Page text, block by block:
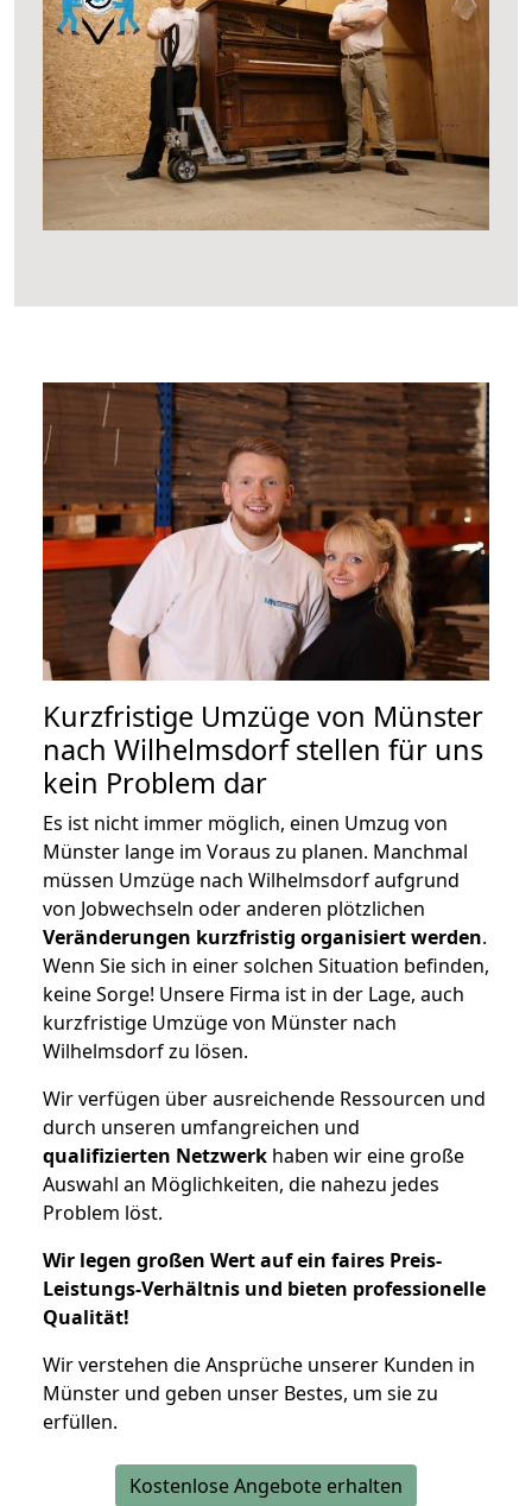
Kurzfristige Umzüge von Münster
nach Wilhelmsdorf stellen für uns
kein Problem dar
Es ist nicht immer möglich, einen Umzug von
Münster lange im Voraus zu planen. Manchmal
müssen Umzüge nach Wilhelmsdorf aufgrund
von Jobwechseln oder anderen plötzlichen
Veränderungen kurzfristig organisiert werden.
Wenn Sie sich in einer solchen Situation befinden,
keine Sorge! Unsere Firma ist in der Lage, auch
kurzfristige Umzüge von Münster nach
Wilhelmsdorf zu lösen.
Wir verfügen über ausreichende Ressourcen und
durch unseren umfangreichen und
qualifizierten Netzwerk haben wir eine große
Auswahl an Möglichkeiten, die nahezu jedes
Problem löst.
Wir legen großen Wert auf ein faires Preis-
Leistungs-Verhältnis und bieten professionelle
Qualität!
Wir verstehen die Ansprüche unserer Kunden in
Münster und geben unser Bestes, um sie zu
erfüllen.
Kostenlose Angebote erhalten